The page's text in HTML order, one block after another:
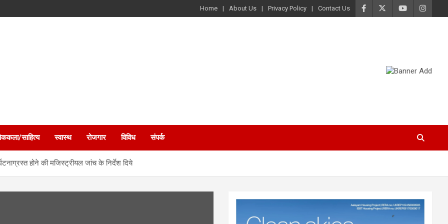
Home About Us Privacy Policy Contact Us
साहित्य स्वास्थ रोजगार विविध संपर्क
होने की मजिस्ट्रीयल जांच के निर्देश दिये